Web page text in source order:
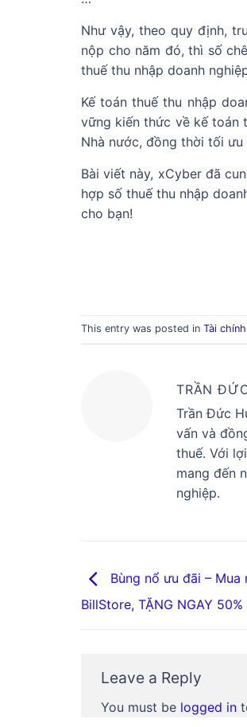
Như vậy, theo quy định,
nộp cho năm đó, thì số
thuế thu nhập doanh
Kế toán thuế thu nhập
vững kiến thức về kế toán
Nhà nước, đồng thời tối
Bài viết này, xCyber đã
hợp số thuế thu nhập
cho bạn!
This entry was posted in Tài
TRẦN
Trần Đức
vấn và
thuế. Với
mang đến
nghiệp.
Bùng nổ ưu đãi –
BillStore, TẶNG NGAY
Leave a Reply
You must be logged in